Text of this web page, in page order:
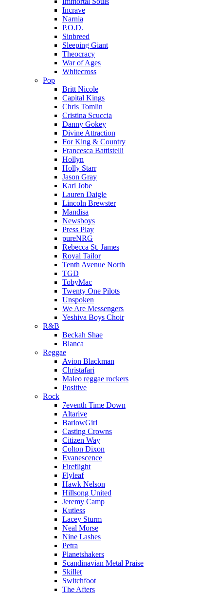
Incrave
Narnia
P.O.D.
Sinbreed
Sleeping Giant
Theocracy
War of Ages
Whitecross
Pop
Britt Nicole
Capital Kings
Chris Tomlin
Cristina Scuccia
Danny Gokey
Divine Attraction
For King & Country
Francesca Battistelli
Hollyn
Holly Starr
Jason Gray
Kari Jobe
Lauren Daigle
Lincoln Brewster
Mandisa
Newsboys
Press Play
pureNRG
Rebecca St. James
Royal Tailor
Tenth Avenue North
TGD
TobyMac
Twenty One Pilots
Unspoken
We Are Messengers
Yeshiva Boys Choir
R&B
Beckah Shae
Blanca
Reggae
Avion Blackman
Christafari
Maleo reggae rockers
Positive
Rock
7eventh Time Down
Altarive
BarlowGirl
Casting Crowns
Citizen Way
Colton Dixon
Evanescence
Fireflight
Flyleaf
Hawk Nelson
Hillsong United
Jeremy Camp
Kutless
Lacey Sturm
Neal Morse
Nine Lashes
Petra
Planetshakers
Scandinavian Metal Praise
Skillet
Switchfoot
The Afters